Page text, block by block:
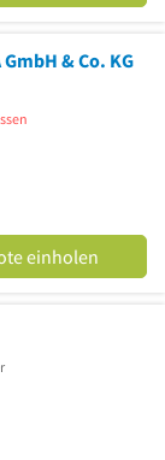
& Co. KG
einholen